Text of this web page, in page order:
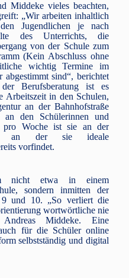
Middeke vieles beachten,
„Wir arbeiten inhaltlich
Jugendlichen je nach
des Unterrichts, die
von der Schule zum
(Kein Abschluss ohne
wichtig Termine im
abgestimmt sind“, berichtet
Berufsberatung ist es
Arbeitszeit in den Schulen,
an der Bahnhofstraße
den Schülerinnen und
pro Woche ist sie an der
an der sie ideale
vorfindet.
nicht etwa in einem
sondern inmitten der
9 und 10. „So verliert die
wortwörtliche nie
Middeke. Eine
für die Schüler online
selbstständig und digital